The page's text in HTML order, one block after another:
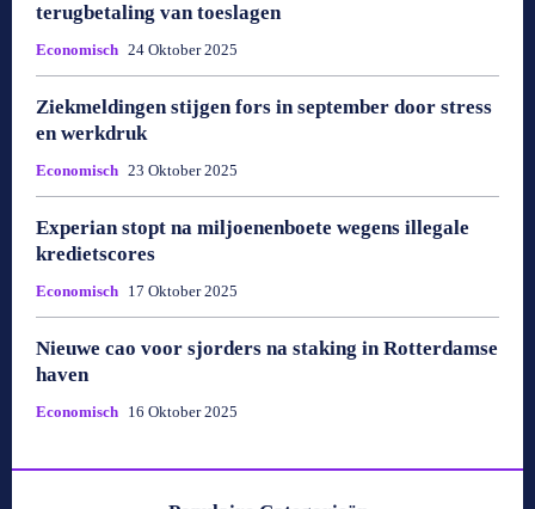
terugbetaling van toeslagen
Economisch 24 Oktober 2025
Ziekmeldingen stijgen fors in september door stress
en werkdruk
Economisch 23 Oktober 2025
Experian stopt na miljoenenboete wegens illegale
kredietscores
Economisch 17 Oktober 2025
Nieuwe cao voor sjorders na staking in Rotterdamse
haven
Economisch 16 Oktober 2025